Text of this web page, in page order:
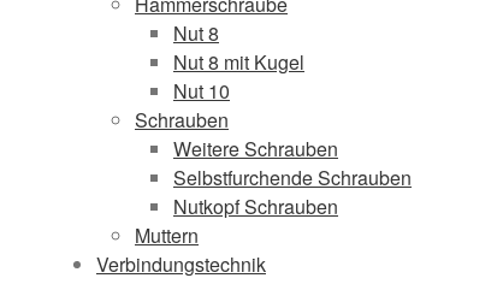
Nut 8
Nut 8 mit Kugel
Nut 10
Schrauben
Weitere Schrauben
Selbstfurchende Schrauben
Nutkopf Schrauben
Muttern
Verbindungstechnik